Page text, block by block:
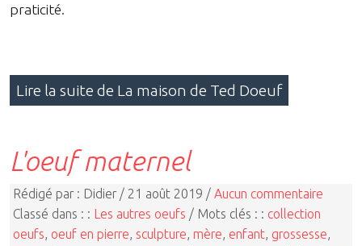
praticité.
Lire la suite de La maison de Ted Doeuf
L'oeuf maternel
Rédigé par : Didier / 21 août 2019 / Aucun commentaire
Classé dans : : Les autres oeufs / Mots clés : : collection
oeufs, oeuf en pierre, sculpture, mère, enfant, grossesse,